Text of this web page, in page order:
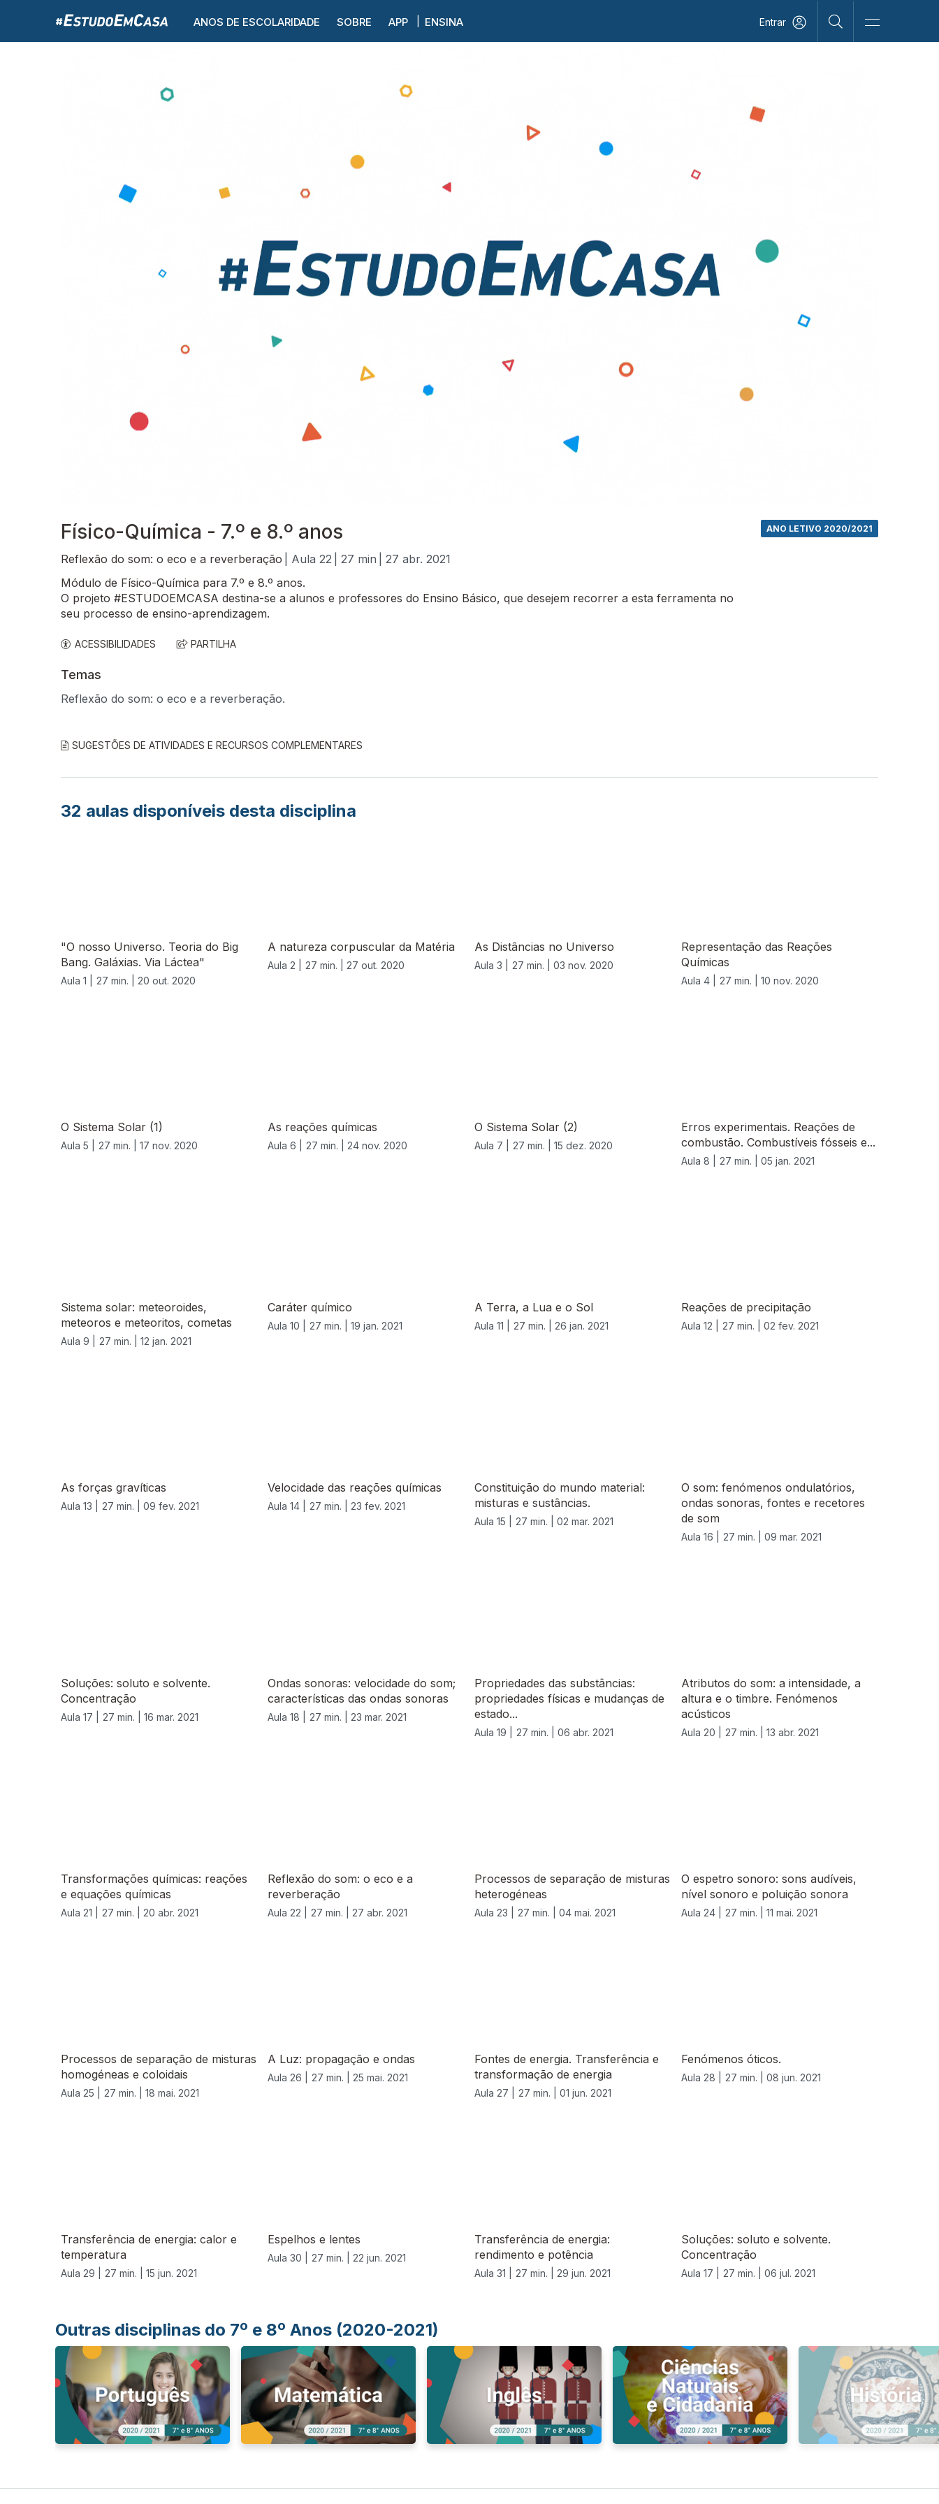
ANOS DE ESCOLARIDADE SOBRE APP ENSINA Entrar
Físico-Química - 7.º e 8.º anos
Reflexão do som: o eco e a reverberação | Aula 22 | 27 min | 27 abr. 2021
ANO LETIVO 2020/2021
Módulo de Físico-Química para 7.º e 8.º anos.
O projeto #ESTUDOEMCASA destina-se a alunos e professores do Ensino Básico, que desejem recorrer a esta ferramenta no
seu processo de ensino-aprendizagem.
ACESSIBILIDADES PARTILHA
Temas
Reflexão do som: o eco e a reverberação.
SUGESTÕES DE ATIVIDADES E RECURSOS COMPLEMENTARES
32 aulas disponíveis desta disciplina
"O nosso Universo. Teoria do Big
Bang. Galáxias. Via Láctea"
Aula 1 | 27 min. | 20 out. 2020
A natureza corpuscular da Matéria
Aula 2 | 27 min. | 27 out. 2020
As Distâncias no Universo
Aula 3 | 27 min. | 03 nov. 2020
Representação das Reações
Químicas
Aula 4 | 27 min. | 10 nov. 2020
O Sistema Solar (1)
Aula 5 | 27 min. | 17 nov. 2020
As reações químicas
Aula 6 | 27 min. | 24 nov. 2020
O Sistema Solar (2)
Aula 7 | 27 min. | 15 dez. 2020
Erros experimentais. Reações de
combustão. Combustíveis fósseis e...
Aula 8 | 27 min. | 05 jan. 2021
Sistema solar: meteoroides,
meteoros e meteoritos, cometas
Aula 9 | 27 min. | 12 jan. 2021
Caráter químico
Aula 10 | 27 min. | 19 jan. 2021
A Terra, a Lua e o Sol
Aula 11 | 27 min. | 26 jan. 2021
Reações de precipitação
Aula 12 | 27 min. | 02 fev. 2021
As forças gravíticas
Aula 13 | 27 min. | 09 fev. 2021
Velocidade das reações químicas
Aula 14 | 27 min. | 23 fev. 2021
Constituição do mundo material:
misturas e sustâncias.
Aula 15 | 27 min. | 02 mar. 2021
O som: fenómenos ondulatórios,
ondas sonoras, fontes e recetores
de som
Aula 16 | 27 min. | 09 mar. 2021
Soluções: soluto e solvente.
Concentração
Aula 17 | 27 min. | 16 mar. 2021
Ondas sonoras: velocidade do som;
características das ondas sonoras
Aula 18 | 27 min. | 23 mar. 2021
Propriedades das substâncias:
propriedades físicas e mudanças de
estado...
Aula 19 | 27 min. | 06 abr. 2021
Atributos do som: a intensidade, a
altura e o timbre. Fenómenos
acústicos
Aula 20 | 27 min. | 13 abr. 2021
Transformações químicas: reações
e equações químicas
Aula 21 | 27 min. | 20 abr. 2021
Reflexão do som: o eco e a
reverberação
Aula 22 | 27 min. | 27 abr. 2021
Processos de separação de misturas
heterogéneas
Aula 23 | 27 min. | 04 mai. 2021
O espetro sonoro: sons audíveis,
nível sonoro e poluição sonora
Aula 24 | 27 min. | 11 mai. 2021
Processos de separação de misturas
homogéneas e coloidais
Aula 25 | 27 min. | 18 mai. 2021
A Luz: propagação e ondas
Aula 26 | 27 min. | 25 mai. 2021
Fontes de energia. Transferência e
transformação de energia
Aula 27 | 27 min. | 01 jun. 2021
Fenómenos óticos.
Aula 28 | 27 min. | 08 jun. 2021
Transferência de energia: calor e
temperatura
Aula 29 | 27 min. | 15 jun. 2021
Espelhos e lentes
Aula 30 | 27 min. | 22 jun. 2021
Transferência de energia:
rendimento e potência
Aula 31 | 27 min. | 29 jun. 2021
Soluções: soluto e solvente.
Concentração
Aula 17 | 27 min. | 06 jul. 2021
Outras disciplinas do 7º e 8º Anos (2020-2021)